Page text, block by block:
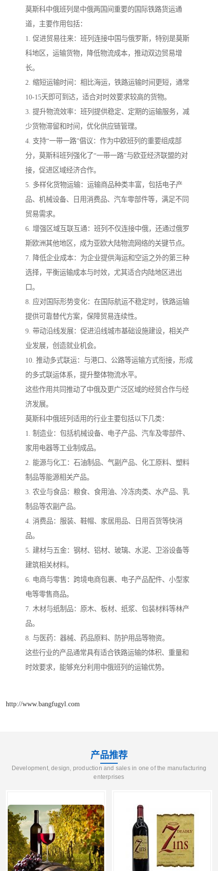
莫斯科中俄班列是中俄两国间重要的国际铁路货运通
道，主要作用包括：
1. 促进贸易往来：班列连接中国与俄罗斯，特别是莫斯
科地区，运输货物，降低物流成本，推动双边贸易增
长。
2. 缩短运输时间：相比海运，铁路运输时间更短，通常
10-15天即可到达，适合对时效要求较高的货物。
3. 提升物流效率：班列提供稳定、定期的运输服务，减
少货物滞留和时间，优化供应链管理。
4. 支持“一带一路”倡议：作为中欧班列的重要组成部
分，莫斯科班列强化了“一带一路”与欧亚经济联盟的对
接，促进区域经济合作。
5. 多样化货物运输：运输商品种类丰富，包括电子产
品、机械设备、日用消费品、汽车零部件等，满足不同
贸易需求。
6. 增强区域互联互通：班列不仅连接中俄，还通过俄罗
斯欧洲其他地区，成为亚欧大陆物流网络的关键节点。
7. 降低企业成本：为企业提供海运和空运之外的第三种
选择，平衡运输成本与时效，尤其适合内陆地区进出
口。
8. 应对国际形势变化：在国际航运不稳定时，铁路运输
提供可靠替代方案，保障贸易连续性。
9. 带动沿线发展：促进沿线城市基础设施建设，相关产
业发展，创造就业机会。
10. 推动多式联运：与港口、公路等运输方式衔接，形成
的多式联运体系，提升整体物流水平。
这些作用共同推动了中俄及更广泛区域的经贸合作与经
济发展。
莫斯科中俄班列适用的行业主要包括以下几类：
1. 制造业：包括机械设备、电子产品、汽车及零部件、
家用电器等工业制成品。
2. 能源与化工：石油制品、气副产品、化工原料、塑料
制品等能源相关产品。
3. 农业与食品：粮食、食用油、冷冻肉类、水产品、乳
制品等农副产品。
4. 消费品：服装、鞋帽、家居用品、日用百货等快消
品。
5. 建材与五金：钢材、铝材、玻璃、水泥、卫浴设备等
建筑相关材料。
6. 电商与零售：跨境电商包裹、电子产品配件、小型家
电等零售商品。
7. 木材与纸制品：原木、板材、纸浆、包装材料等林产
品。
8. 与医药：器械、药品原料、防护用品等物资。
这些行业的产品通常具有适合铁路运输的体积、重量和
时效要求，能够充分利用中俄班列的运输优势。
http://www.bangfugyl.com
产品推荐
Development, design, production and sales in one of the manufacturing
enterprises